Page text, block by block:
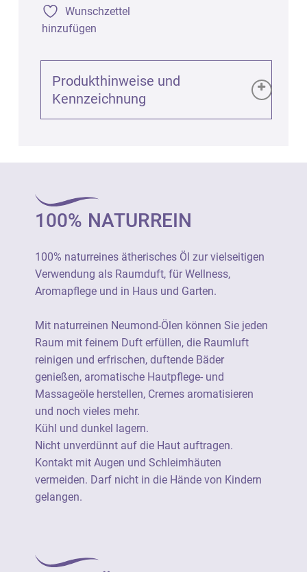
Wunschzettel
hinzufügen
Produkthinweise und
Kennzeichnung
Art. 1735
vielseitigen Verwendung als Raumduft, für
Wellness, Aromapflege und in Haus und
Garten.
Nicht unverdünnt auf die Haut auftragen.
Kontakt mit Augen und Schleimhäuten
vermeiden. Darf nicht in die Hände von
Kindern gelangen.
Ätherische Öle von Neumond sind 100%
naturrein (=unverfälscht) und stammen aus
einer botanisch definierten Stammpflanze.
Sie verfügen durchgängig über eine
besonders hohe Produktqualität und sind
soweit wie möglich aus kontrolliert
naturreine Rohstoffe geeignet für die
100% NATURREIN
100% naturreines ätherisches Öl zur vielseitigen
Verwendung als Raumduft, für Wellness,
Aromapflege und in Haus und Garten.
Mit naturreinen Neumond-Ölen können Sie jeden
Raum mit feinem Duft erfüllen, die Raumluft
reinigen und erfrischen, duftende Bäder
genießen, aromatische Hautpflege- und
Massageöle herstellen, Cremes aromatisieren
und noch vieles mehr.
Kühl und dunkel lagern.
Nicht unverdünnt auf die Haut auftragen.
Kontakt mit Augen und Schleimhäuten
vermeiden. Darf nicht in die Hände von Kindern
gelangen.